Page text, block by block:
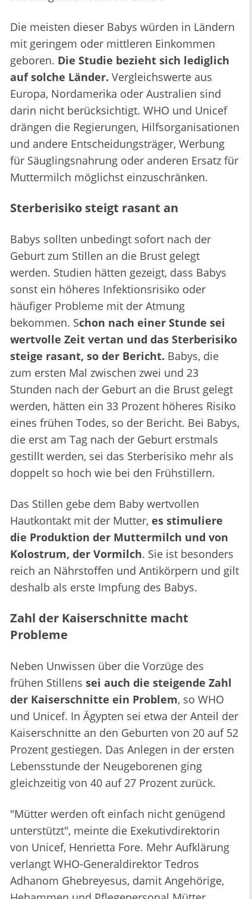
Die meisten dieser Babys würden in Ländern
mit geringem oder mittleren Einkommen
geboren. Die Studie bezieht sich lediglich
auf solche Länder. Vergleichswerte aus
Europa, Nordamerika oder Australien sind
darin nicht berücksichtigt. WHO und Unicef
drängen die Regierungen, Hilfsorganisationen
und andere Entscheidungsträger, Werbung
für Säuglingsnahrung oder anderen Ersatz für
Muttermilch möglichst einzuschränken.
Sterberisiko steigt rasant an
Babys sollten unbedingt sofort nach der
Geburt zum Stillen an die Brust gelegt
werden. Studien hätten gezeigt, dass Babys
sonst ein höheres Infektionsrisiko oder
häufiger Probleme mit der Atmung
bekommen. Schon nach einer Stunde sei
wertvolle Zeit vertan und das Sterberisiko
steige rasant, so der Bericht. Babys, die
zum ersten Mal zwischen zwei und 23
Stunden nach der Geburt an die Brust gelegt
werden, hätten ein 33 Prozent höheres Risiko
eines frühen Todes, so der Bericht. Bei Babys,
die erst am Tag nach der Geburt erstmals
gestillt werden, sei das Sterberisiko mehr als
doppelt so hoch wie bei den Frühstillern.
Das Stillen gebe dem Baby wertvollen
Hautkontakt mit der Mutter, es stimuliere
die Produktion der Muttermilch und von
Kolostrum, der Vormilch. Sie ist besonders
reich an Nährstoffen und Antikörpern und gilt
deshalb als erste Impfung des Babys.
Zahl der Kaiserschnitte macht
Probleme
Neben Unwissen über die Vorzüge des
frühen Stillens sei auch die steigende Zahl
der Kaiserschnitte ein Problem, so WHO
und Unicef. In Ägypten sei etwa der Anteil der
Kaiserschnitte an den Geburten von 20 auf 52
Prozent gestiegen. Das Anlegen in der ersten
Lebensstunde der Neugeborenen ging
gleichzeitig von 40 auf 27 Prozent zurück.
"Mütter werden oft einfach nicht genügend
unterstützt", meinte die Exekutivdirektorin
von Unicef, Henrietta Fore. Mehr Aufklärung
verlangt WHO-Generaldirektor Tedros
Adhanom Ghebreyesus, damit Angehörige,